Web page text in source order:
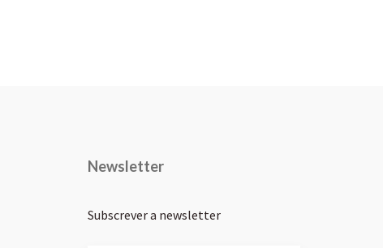
Newsletter
Subscrever a newsletter